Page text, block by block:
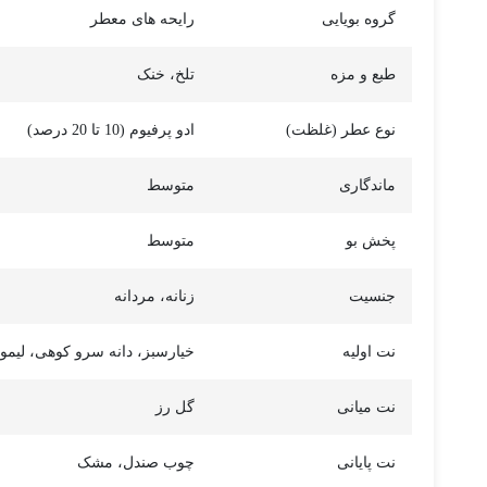
گروه بویایی رایحه های معطر
طبع و مزه تلخ، خنک
نوع عطر (غلظت) ادو پرفیوم (10 تا 20 درصد)
ماندگاری متوسط
پخش بو متوسط
جنسیت زنانه، مردانه
نت اولیه خیارسبز، دانه سرو کوهی،
نت میانی گل رز
نت پایانی چوب صندل، مشک